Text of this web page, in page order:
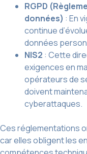
RGPD
données) : En
continue
données
NIS2 : Cette
exigences en
opérateurs de
doivent
cyberattaques.
Ces réglementations
car elles obligent les